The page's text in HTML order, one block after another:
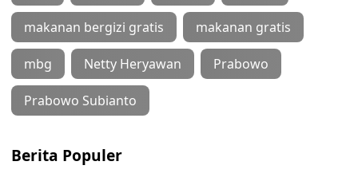
makanan bergizi gratis makanan gratis
mbg Netty Heryawan Prabowo
Prabowo Subianto
Berita Populer